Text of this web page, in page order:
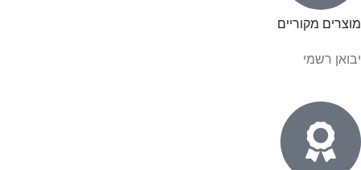
מוצרים מקוריים
יבואן רשמי